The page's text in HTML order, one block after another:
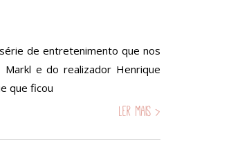
de entretenimento que nos
e do realizador Henrique
que ficou
Ler mais >